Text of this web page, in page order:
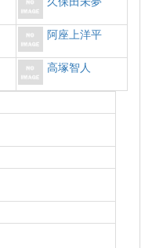
阿座上洋平
高塚智人